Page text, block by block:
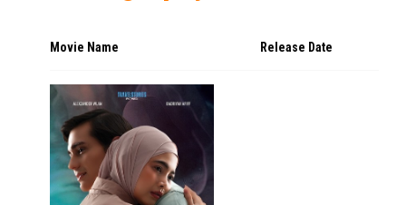
Movie Name Release Date